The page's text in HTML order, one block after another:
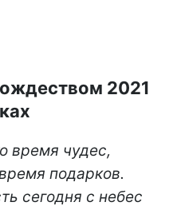
2021
время чудес,
подарков.
сегодня с небес